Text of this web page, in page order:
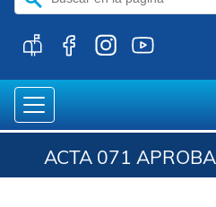
ACTA 071